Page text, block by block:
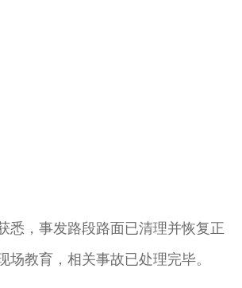
悉，事发路段路面已清理并恢复正
教育，相关事故已处理完毕。